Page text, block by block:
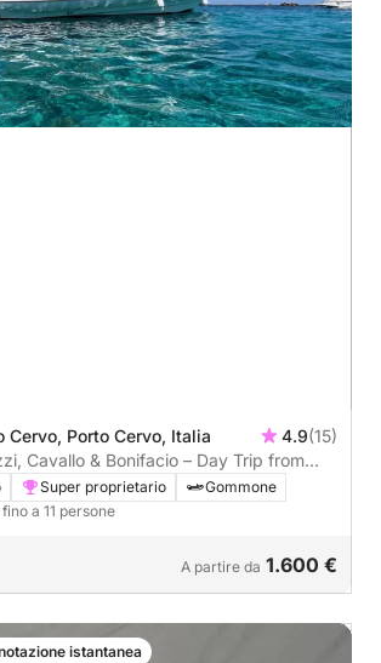
Cervo, Porto Cervo, Italia 4.9(15)
Cavallo & Bonifacio – Day Trip from
Super proprietario
Gommone
a 11 persone
A partire da 1.600 €
istantanea